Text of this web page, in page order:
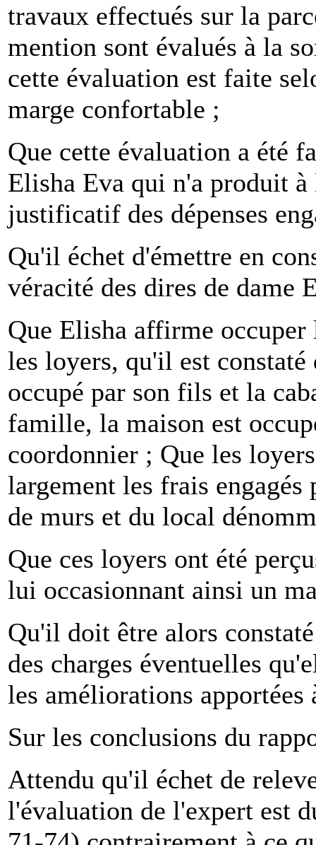
travaux effectués sur la
mention sont évalués à la
cette évaluation est faite
marge confortable ;
Que cette évaluation a été
Elisha Eva qui n'a produit
justificatif des dépenses
Qu'il échet d'émettre en
véracité des dires de dame
Que Elisha affirme occuper
les loyers, qu'il est
occupé par son fils et la
famille, la maison est
coordonnier ; Que les
largement les frais
de murs et du local
Que ces loyers ont été
lui occasionnant ainsi un
Qu'il doit être alors
des charges éventuelles
les améliorations
Sur les conclusions du
Attendu qu'il échet de
l'évaluation de l'expert est